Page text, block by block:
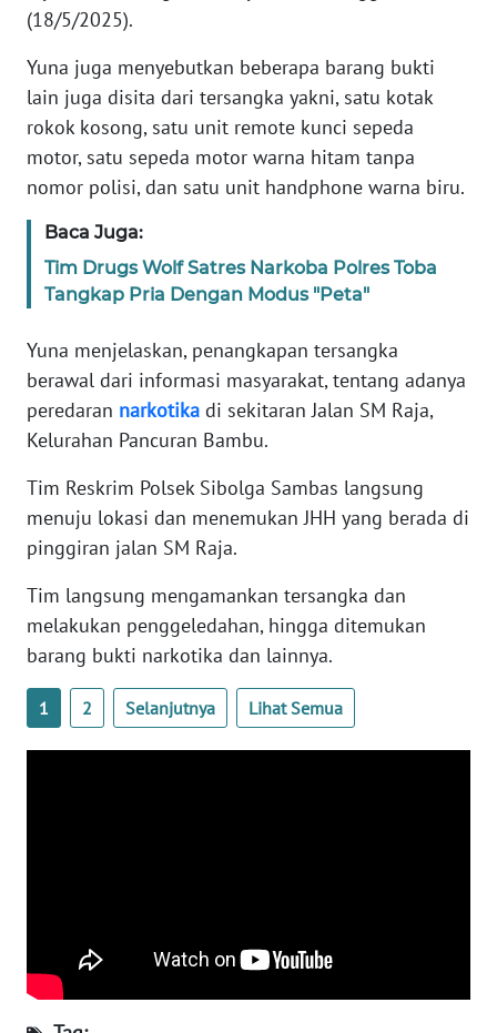
(18/5/2025).
Yuna juga menyebutkan beberapa barang bukti
lain juga disita dari tersangka yakni, satu kotak
rokok kosong, satu unit remote kunci sepeda
motor, satu sepeda motor warna hitam tanpa
nomor polisi, dan satu unit handphone warna biru.
Baca Juga:
Tim Drugs Wolf Satres Narkoba Polres Toba
Tangkap Pria Dengan Modus "Peta"
Yuna menjelaskan, penangkapan tersangka
berawal dari informasi masyarakat, tentang adanya
peredaran narkotika di sekitaran Jalan SM Raja,
Kelurahan Pancuran Bambu.
Tim Reskrim Polsek Sibolga Sambas langsung
menuju lokasi dan menemukan JHH yang berada di
pinggiran jalan SM Raja.
Tim langsung mengamankan tersangka dan
melakukan penggeledahan, hingga ditemukan
barang bukti narkotika dan lainnya.
1 2 Selanjutnya Lihat Semua
WN
WN
SERAMBI
WN
WN
SULTRA
WN
WN
SULTENG
WN
SULBAR
WN
BABEL
SUMBAR
LAMPUNG
WN
JATENG